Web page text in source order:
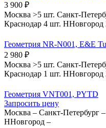
3 900 ₽
Москва >5 шт. Санкт-
Краснодар 4 шт. ННовгород
Геометрия NR-N001, E&E
2 980 ₽
Москва >5 шт. Санкт-
Краснодар 1 шт. ННовгород
Геометрия VNT001, PYTD
Запросить цену
Москва – Санкт-Петербург –
ННовгород –